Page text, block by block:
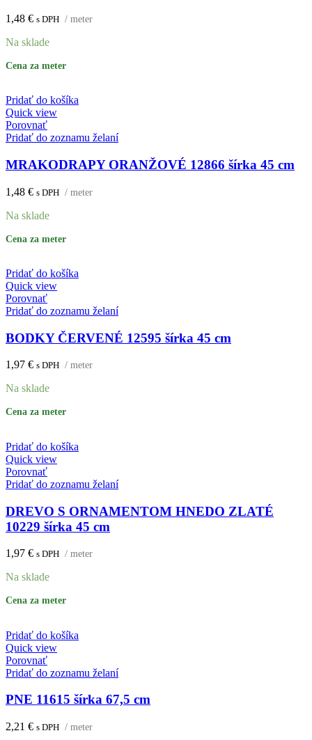
1,48 € s DPH / meter
Na sklade
Cena za meter
Pridať do košíka
Quick view
Porovnať
Pridať do zoznamu želaní
MRAKODRAPY ORANŽOVÉ 12866 šírka 45 cm
1,48 € s DPH / meter
Na sklade
Cena za meter
Pridať do košíka
Quick view
Porovnať
Pridať do zoznamu želaní
BODKY ČERVENÉ 12595 šírka 45 cm
1,97 € s DPH / meter
Na sklade
Cena za meter
Pridať do košíka
Quick view
Porovnať
Pridať do zoznamu želaní
DREVO S ORNAMENTOM HNEDO ZLATÉ
10229 šírka 45 cm
1,97 € s DPH / meter
Na sklade
Cena za meter
Pridať do košíka
Quick view
Porovnať
Pridať do zoznamu želaní
PNE 11615 šírka 67,5 cm
2,21 € s DPH / meter